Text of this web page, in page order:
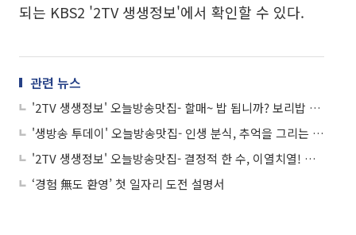
되는 KBS2 '2TV 생생정보'에서 확인할 수 있다.
관련 뉴스
'2TV 생생정보' 오늘방송맛집- 할매~ 밥 됩니까? 보리밥 정식 맛집 '○○○ 보리밥'
'생방송 투데이' 오늘방송맛집- 인생 분식, 추억을 그리는 떡볶이 맛집 '잉○○'
'2TV 생생정보' 오늘방송맛집- 결정적 한 수, 이열치열! 입맛 돋우는 두부전골 맛집 '장○'
‘경험 無도 환영’ 첫 일자리 도전 설명서